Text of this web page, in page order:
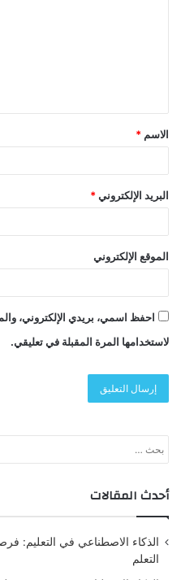
الاسم *
البريد الإلكتروني *
الموقع الإلكتروني
احفظ اسمي، بريدي الإلكتروني،
لاستخدامها المرة المقبلة في تعليقي.
أحدث المقالات
الذكاء الاصطناعي في التعليم:
التعلم